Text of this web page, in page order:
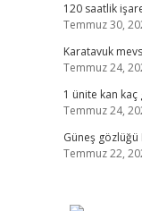
120 saatlik
Temmuz 30,
Karatavuk
Temmuz 24,
1 ünite kan kaç
Temmuz 24,
Güneş gözlüğü
Temmuz 22,